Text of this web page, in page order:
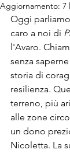
Aggiornamento: 7
Oggi
caro a noi di
l'Avaro.
senza
storia di
resilienza.
terreno, più
alle zone
un dono
Nicoletta. La